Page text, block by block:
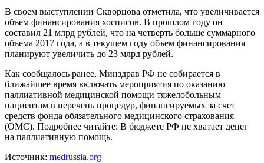
В своем выступлении Скворцова отметила, что увеличивается
объем финансирования хосписов. В прошлом году он
составил 21 млрд рублей, что на четверть больше суммарного
объема 2017 года, а в текущем году объем финансирования
планируют увеличить до 23 млрд рублей.
Как сообщалось ранее, Минздрав РФ не собирается в
ближайшее время включать мероприятия по оказанию
паллиативной медицинской помощи тяжелобольным
пациентам в перечень процедур, финансируемых за счет
средств фонда обязательного медицинского страхования
(ОМС). Подробнее читайте: В бюджете РФ не хватает денег
на паллиативную помощь.
Источник: medrussia.org